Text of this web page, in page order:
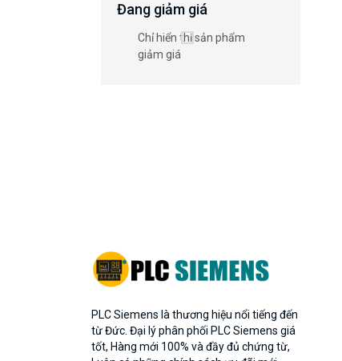
Đang giảm giá
Chỉ hiển thị sản phẩm
giảm giá
PLC Siemens là thương hiệu nổi tiếng đến
từ Đức. Đại lý phân phối PLC Siemens giá
tốt, Hàng mới 100% và đầy đủ chứng từ,